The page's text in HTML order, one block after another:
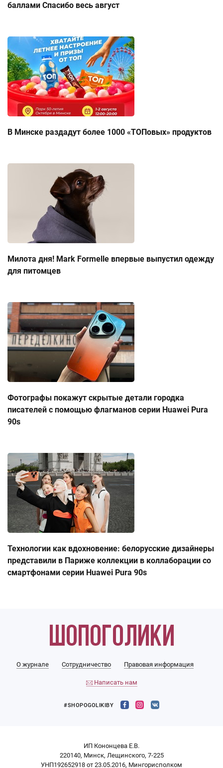
баллами Спасибо весь август
В Минске раздадут более 1000 «ТОПовых» продуктов
Милота дня! Mark Formelle впервые выпустил одежду
для питомцев
Фотографы покажут скрытые детали городка
писателей с помощью флагманов серии Huawei Pura
90s
Технологии как вдохновение: белорусские дизайнеры
представили в Париже коллекции в коллаборации со
смартфонами серии Huawei Pura 90s
О журнале Сотрудничество Правовая информация
Написать нам
#SHOPOGOLIKIBY
ИП Кононцева Е.В.
220140, Минск, Лещинского, 7-225
УНП192652918 от 23.05.2016, Мингорисполком